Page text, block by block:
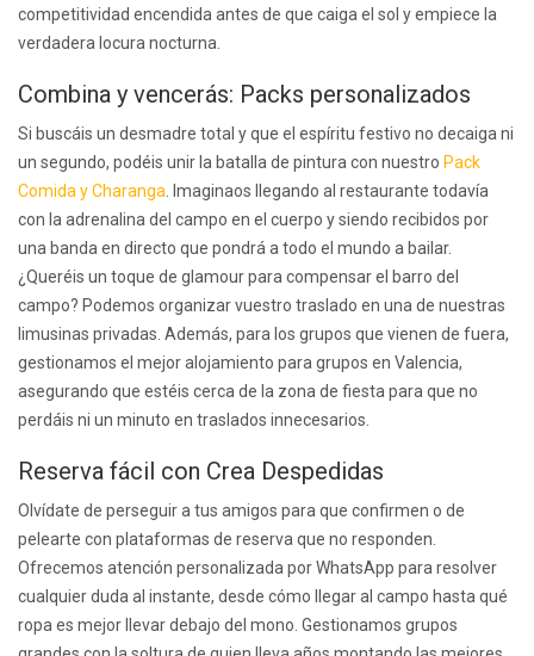
competitividad encendida antes de que caiga el sol y empiece la
verdadera locura nocturna.
Combina y vencerás: Packs personalizados
Si buscáis un desmadre total y que el espíritu festivo no decaiga ni
un segundo, podéis unir la batalla de pintura con nuestro Pack
Comida y Charanga . Imaginaos llegando al restaurante todavía
con la adrenalina del campo en el cuerpo y siendo recibidos por
una banda en directo que pondrá a todo el mundo a bailar.
¿Queréis un toque de glamour para compensar el barro del
campo? Podemos organizar vuestro traslado en una de nuestras
limusinas privadas. Además, para los grupos que vienen de fuera,
gestionamos el mejor alojamiento para grupos en Valencia,
asegurando que estéis cerca de la zona de fiesta para que no
perdáis ni un minuto en traslados innecesarios.
Reserva fácil con Crea Despedidas
Olvídate de perseguir a tus amigos para que confirmen o de
pelearte con plataformas de reserva que no responden.
Ofrecemos atención personalizada por WhatsApp para resolver
cualquier duda al instante, desde cómo llegar al campo hasta qué
ropa es mejor llevar debajo del mono. Gestionamos grupos